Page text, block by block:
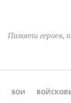
Памяти героев,
БОИ